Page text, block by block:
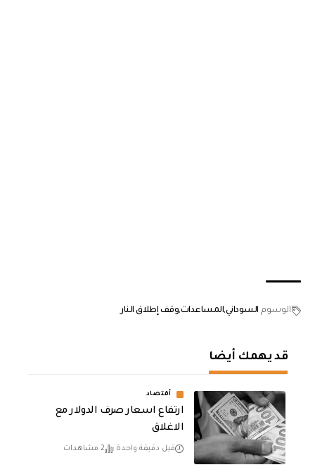
الوسوم السودانيالمساعداتوقف إطلاق النار
قد يهمك أيضا
أقتصاد
ارتفاع اسعار صرف الدولار مع
الاغلاق
قبل دقيقة واحدة 2 مشاهدات